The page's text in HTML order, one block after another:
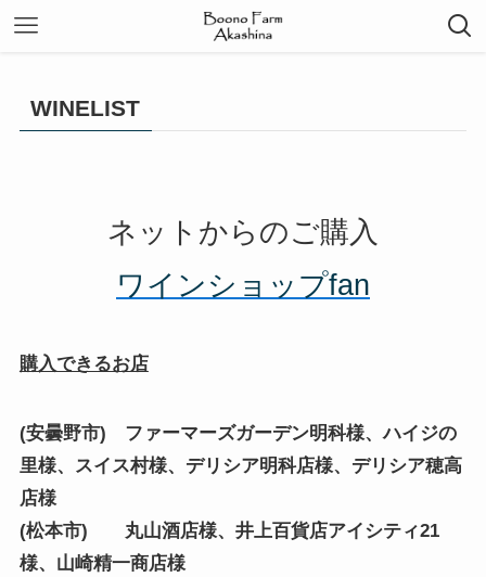
WINELIST
ネットからのご購入
ワインショップfan
購入できるお店
(安曇野市) ファーマーズガーデン明科様、ハイジの
里様、スイス村様、デリシア明科店様、デリシア穂高
店様
(松本市) 丸山酒店様、井上百貨店アイシティ21
様、山崎精一商店様